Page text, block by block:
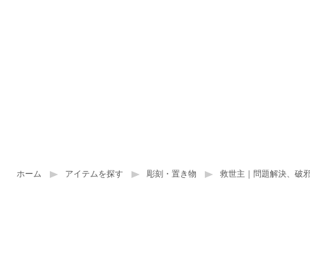
ホーム アイテムを探す 彫刻・置き物 救世主｜問題解決、破